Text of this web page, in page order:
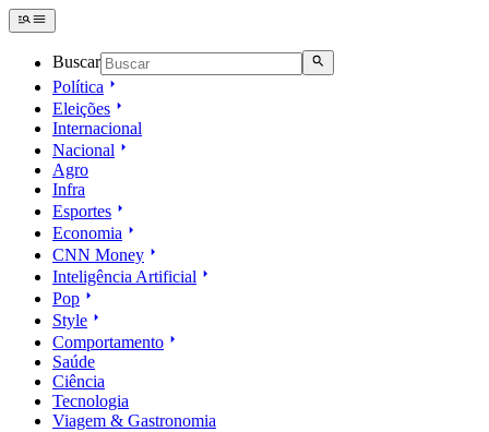
Buscar
Política
Eleições
Internacional
Nacional
Agro
Infra
Esportes
Economia
CNN Money
Inteligência Artificial
Pop
Style
Comportamento
Saúde
Ciência
Tecnologia
Viagem & Gastronomia